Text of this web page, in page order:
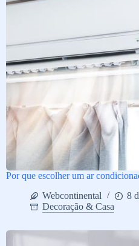
Por que escolher um ar
Webcontinental
8
Decoração & Casa